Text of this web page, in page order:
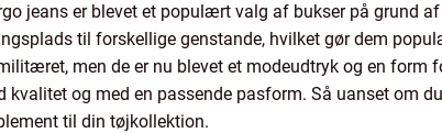
jeans er blevet et populært valg af bukser på grund
til forskellige genstande, hvilket gør dem
men de er nu blevet et modeudtryk og en form
og med en passende pasform. Så uanset om
til din tøjkollektion.